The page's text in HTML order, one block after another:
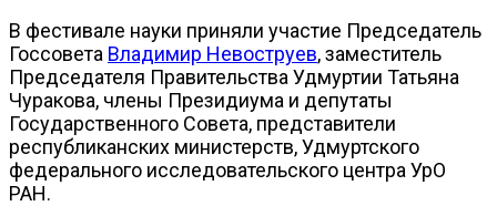
В фестивале науки приняли участие Председатель
Госсовета Владимир Невоструев, заместитель
Председателя Правительства Удмуртии Татьяна
Чуракова, члены Президиума и депутаты
Государственного Совета, представители
республиканских министерств, Удмуртского
федерального исследовательского центра УрО
РАН.